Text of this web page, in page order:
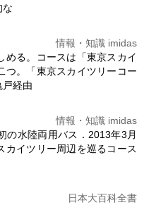
な
情報・知識 imidas
める。コースは「東京スカイ
つ。「東京スカイツリー コー
戸経由
情報・知識 imidas
の水陸両用バス．2013年3月
カイツリー周辺を巡るコース
日本大百科全書